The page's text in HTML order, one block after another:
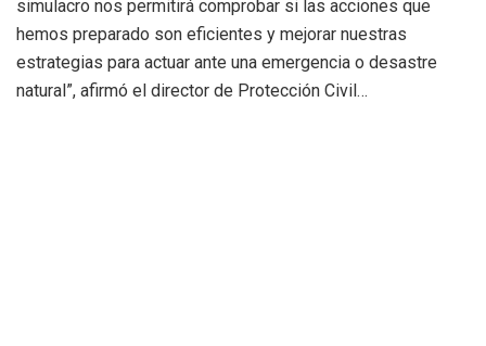
simulacro nos permitirá comprobar si las acciones que
hemos preparado son eficientes y mejorar nuestras
estrategias para actuar ante una emergencia o desastre
natural”, afirmó el director de Protección Civil…